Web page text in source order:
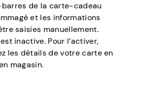
de la carte-cadeau
et les informations
saisies manuellement.
inactive. Pour l’activer,
les détails de votre carte en
magasin.